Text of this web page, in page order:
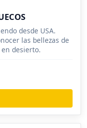
desde USA.
las bellezas de
desierto.